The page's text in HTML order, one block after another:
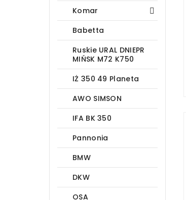

Komar
Babetta
Ruskie URAL DNIEPR
MIŃSK M72 K750
IŻ 350 49 Planeta
AWO SIMSON
IFA BK 350
Pannonia
BMW
DKW
OSA